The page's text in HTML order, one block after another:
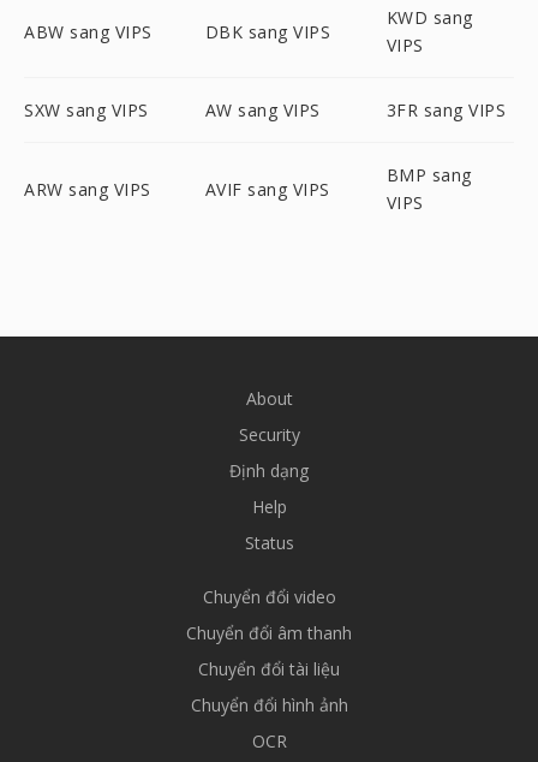
ABW sang VIPS DBK sang VIPS
KWD sang
VIPS
SXW sang VIPS AW sang VIPS 3FR sang VIPS
ARW sang VIPS AVIF sang VIPS
BMP sang
VIPS
About
Security
Định dạng
Help
Status
Chuyển đổi video
Chuyển đổi âm thanh
Chuyển đổi tài liệu
Chuyển đổi hình ảnh
OCR